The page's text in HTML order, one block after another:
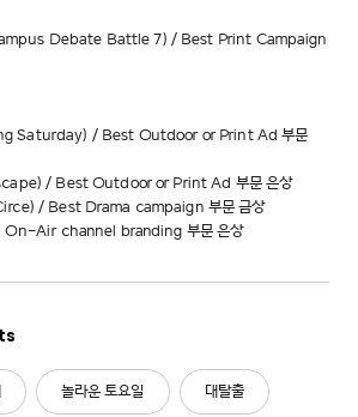
Debate Battle 7) / Best Print Campaign
Saturday) / Best Outdoor or Print Ad 부문
/ Best Outdoor or Print Ad 부문 은상
/ Best Drama campaign 부문 금상
Air channel branding 부문 은상
놀라운 토요일 대탈출